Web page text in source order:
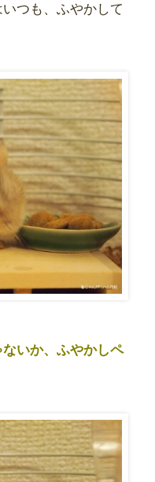
つも、ふやかして
いか、ふやかしペ